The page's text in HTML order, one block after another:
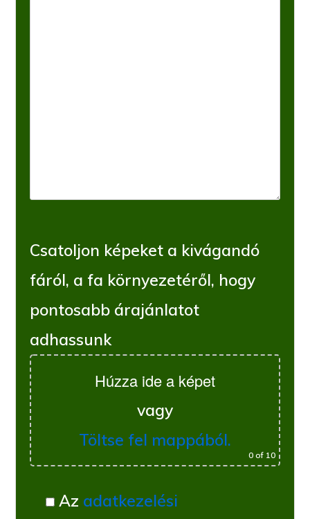
Csatoljon képeket a kivágandó
fáról, a fa környezetéről, hogy
pontosabb árajánlatot
adhassunk
Húzza ide a képet
vagy
Töltse fel mappából.
0of 10
Az adatkezelési